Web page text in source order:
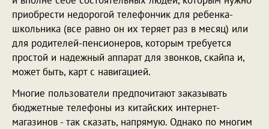
приобрести недорогой телефончик для ребенка-
школьника (все равно он их теряет раз в месяц) или
для родителей-пенсионеров, которым требуется
простой и надежный аппарат для звонков, скайпа и,
может быть, карт с навигацией.
Многие пользователи предпочитают заказывать
бюджетные телефоны из китайских интернет-
магазинов - так сказать, напрямую. Однако по многим